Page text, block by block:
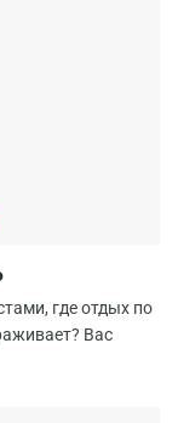
где отдых по
Вас